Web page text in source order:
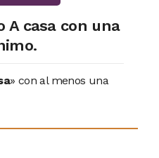
A casa con una
» con al menos una